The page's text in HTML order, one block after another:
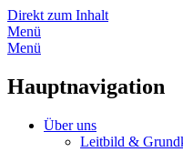
Direkt zum Inhalt
Menü
Menü
Hauptnavigation
Über uns
Leitbild &